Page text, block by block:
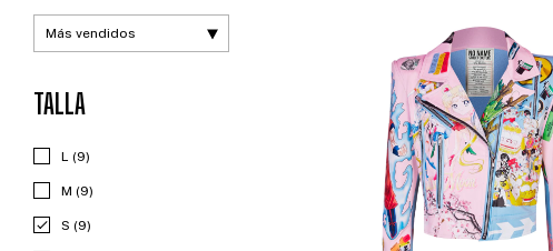
TALLA
L (9)
M (9)
S (9)